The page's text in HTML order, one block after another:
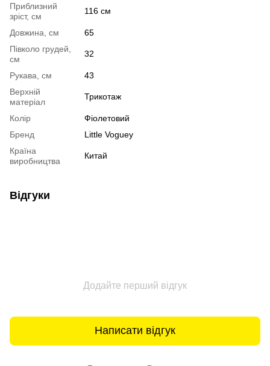
Приблизний
зріст, см
116 см
Довжина, см
65
Півколо грудей,
см
32
Рукава, см
43
Верхній
матеріал
Трикотаж
Колір
Фіолетовий
Бренд
Little Voguey
Країна
виробництва
Китай
Відгуки
Додайте перший відгук
Написати відгук